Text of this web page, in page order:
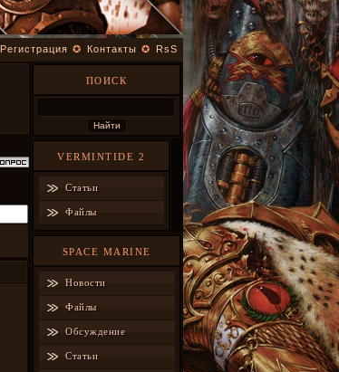
Регистрация ✪ Контакты ✪ RsS
ПОИСК
VERMINTIDE 2
Статьи
Файлы
SPACE MARINE
Новости
Файлы
Обсуждение
Статьи